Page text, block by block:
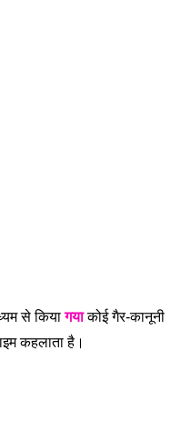
से किया गया कोई गैर-कानूनी
कहलाता है।